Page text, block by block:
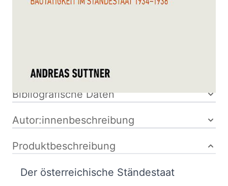
Bibliografische Daten
Autor:innenbeschreibung
Produktbeschreibung
Der österreichische Ständestaat